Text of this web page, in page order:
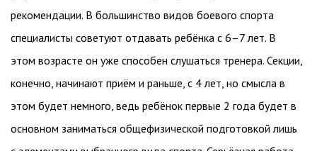
рекомендации. В большинство видов боевого спорта
специалисты советуют отдавать ребёнка с 6–7 лет. В
этом возрасте он уже способен слушаться тренера. Секции,
конечно, начинают приём и раньше, с 4 лет, но смысла в
этом будет немного, ведь ребёнок первые 2 года будет в
основном заниматься общефизической подготовкой лишь